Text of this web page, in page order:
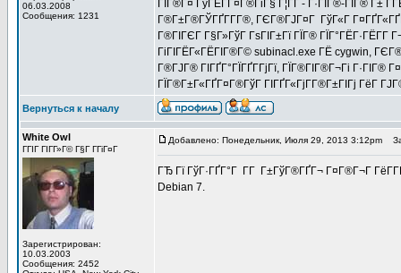
06.03.2008
Сообщения: 1231
ГЇГ®Г¤ ГўГЁГ­Г¤Г®ГіГ§ Г¦ГҐ - Г·ГІГ®-ГІГ® Г±
Г®Г±Г®ГЎГҐГ­Г­Г®, ГЄГ®ГЈГ¤Г ГўГ«Г
Г®ГІГЄГ Г§Г»ГўГ ГѕГІГ±Гї ГЇГ® ГЇГ°ГЁГ·ГЁГ­Г
ГіГІГЁГ«ГЁГІГ®Г© subinacl.exe ГЁ cygwin,
Г®ГЈГ® ГІГҐГ°ГЇГҐГ­ГјГї, ГЇГ®ГІГ®Г¬Гі
ГЇГ®Г±Г«ГҐГ¤Г®ГўГ ГІГҐГ«ГјГ­Г®Г±ГІГј ГёГ
Вернуться к началу
White Owl
ГГІГ ГІГ­Г»Г© Г§Г Г­ГіГ¤Г
Зарегистрирован:
10.03.2003
Сообщения: 2452
Добавлено: Понедельник, Июля 29, 2013 3:12pm
ГЂ Гї ГўГ·ГҐГ°Г Г­Г Г±ГўГ®ГҐГ¬ Г¤Г®Г¬Г
Debian 7.